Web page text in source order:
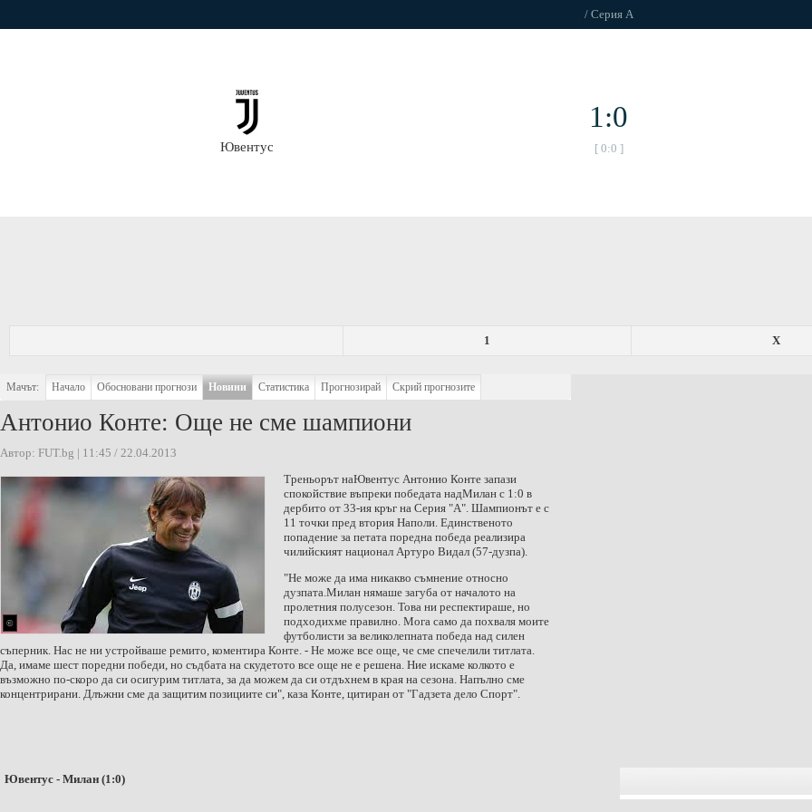
/ Серия А
Ювентус
1:0
[ 0:0 ]
X
1
Мачът: Начало Обосновани прогнози Новини Статистика Прогнозирай Скрий прогнозите
Антонио Конте: Още не сме шампиони
Автор: FUT.bg | 11:45 / 22.04.2013
©
Треньорът наЮвентус Антонио Конте запази
спокойствие въпреки победата надМилан с 1:0 в
дербито от 33-ия кръг на Серия "А". Шампионът е с
11 точки пред втория Наполи. Единственото
попадение за петата поредна победа реализира
чилийският национал Артуро Видал (57-дузпа).
"Не може да има никакво съмнение относно
дузпата.Милан нямаше загуба от началото на
пролетния полусезон. Това ни респектираше, но
подходихме правилно. Мога само да похваля моите
футболисти за великолепната победа над силен
съперник. Нас не ни устройваше ремито, коментира Конте. - Не може все още, че сме спечелили титлата.
Да, имаме шест поредни победи, но съдбата на скудетото все още не е решена. Ние искаме колкото е
възможно по-скоро да си осигурим титлата, за да можем да си отдъхнем в края на сезона. Напълно сме
концентрирани. Длъжни сме да защитим позициите си", каза Конте, цитиран от "Гадзета дело Спорт".
Ювентус - Милан (1:0)